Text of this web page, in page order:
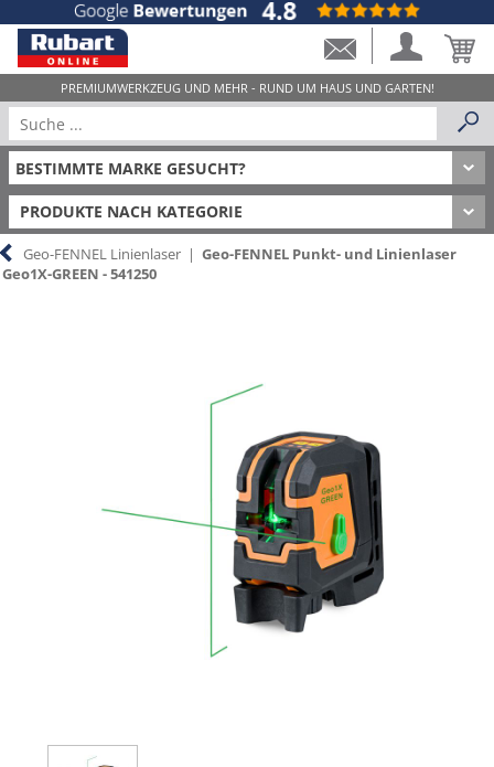
PRODUKTE NACH KATEGORIE
Geo-FENNEL Linienlaser |Geo-FENNEL Punkt- und Linienlaser
Geo1X-GREEN - 541250